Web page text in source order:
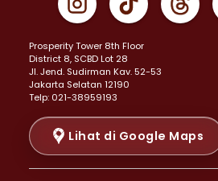
Properti Dijual di Johar Baru >
Properti Dijual di Menteng >
Properti Dijual di Senen >
Properti Dijual di Tanah Abang >
Properti Dijual di Cikini >
Properti Dijual di Kramat >
Properti Dijual di Pasar Baru >
Properti Dijual di Bendungan Hilir >
Prosperity Tower 8th Floor
District 8, SCBD Lot 28
JI. Jend. Sudirman Kav. 52-53
Jakarta Selatan 12190
Telp: 021-38959193
Lihat di Google Maps